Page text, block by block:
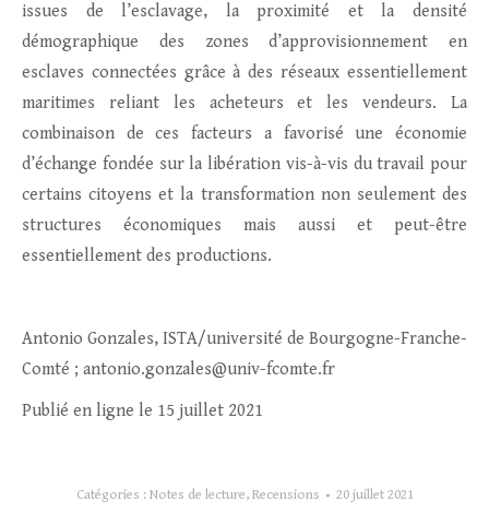
issues de l’esclavage, la proximité et la densité
démographique des zones d’approvisionnement en
esclaves connectées grâce à des réseaux essentiellement
maritimes reliant les acheteurs et les vendeurs. La
combinaison de ces facteurs a favorisé une économie
d’échange fondée sur la libération vis-à-vis du travail pour
certains citoyens et la transformation non seulement des
structures économiques mais aussi et peut-être
essentiellement des productions.
Antonio Gonzales, ISTA/université de Bourgogne-Franche-
Comté ; antonio.gonzales@univ-fcomte.fr
Publié en ligne le 15 juillet 2021
Catégories : Notes de lecture, Recensions 20 juillet 2021